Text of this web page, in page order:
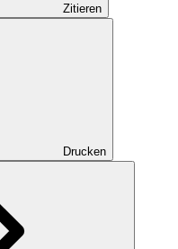
Zitieren
Drucken